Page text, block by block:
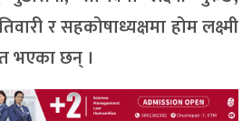
र सहकोषाध्यक्षमा होम लक्ष्मी
भएका छन् ।